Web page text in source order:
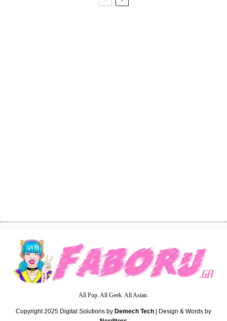
All Pop. All Geek. All Asian.
Copyright 2025 Digital Solutions by Demech Tech | Design & Words by